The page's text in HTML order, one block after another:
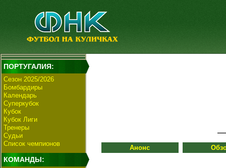
ПОРТУГАЛИЯ:
Сезон 2025/2026
Бомбардиры
Календарь
Суперкубок
Кубок
Кубок Лиги
Тренеры
Судьи
Список чемпионов
КОМАНДЫ:
Анонс